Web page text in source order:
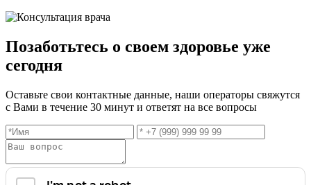
Позаботьтесь о своем здоровье уже
сегодня
Оставьте свои контактные данные, наши операторы свяжутся
с Вами в течение 30 минут и ответят на все вопросы